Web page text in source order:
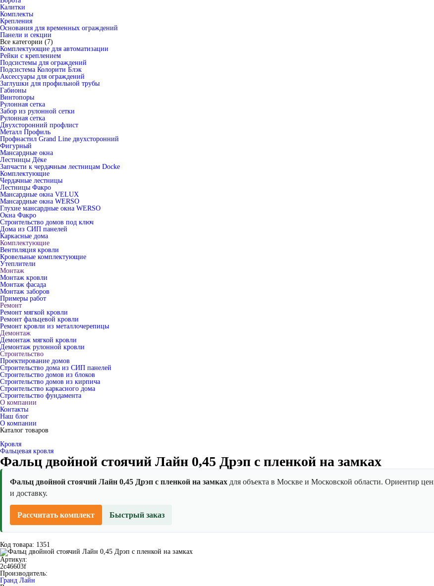
Калитки
Комплекты
Крепления
Основания для временных ограждений
Панели и секции
Все категории (7)
Комплектующие для автоматизации
Рейки с креплением
Подсистемы для ограждений
Подсистема Колорити Блэк
Аксессуары для ограждений
Заглушки для профильной трубы
Габионы
Винтопоры
Рулонная сетка
Забор из рулонной сетки
Рулонная сетка
Двухсторонний профлист
Металл Профиль
Профнастил Grand Line двухсторонний
Фигурный
Мансардные окна
Лестницы Дёке
Запчасти к чердачным лестницам Docke
Комплектующие
Чердачные лестницы
Лестницы Факро
Мансардные окна VELUX
Мансардные окна WERSO
Глухие мансардные окна WERSO
Окна Факро
Строительство домов под ключ
Дома из СИП панелей
Каркасные дома
Комплектующие
Вентиляция кровли
Кровельные комплектующие
Утеплители
Монтаж
Монтаж кровли
Монтаж фасада
Монтаж заборов
Примеры работ
Ремонт
Ремонт мягкой кровли
Ремонт фальцевой кровли
Ремонт кровли из металлочерепицы
Демонтаж
Демонтаж мягкой кровли
Демонтаж рулонной кровли
Строительство
Проектирование домов
Строительство дома из СИП панелей
Строительство домов из блоков
Строительство домов из кирпича
Строительство каркасного дома
Строительство фундамента
О компании
Контакты
Наш блог
О компании
Каталог товаров
Кровля
Фальцевая кровля
Фальц двойной стоячий Лайн 0,45 Дрэп с пленкой на замках
Фальц двойной стоячий Лайн 0,45 Дрэп с пленкой на замках для объекта в Москве и Московской области. Ориентир
и доставку.
Рассчитать комплект Быстрый заказ
Код товара: 1351
Артикул:
2c46603f
Производитель:
Гранд Лайн